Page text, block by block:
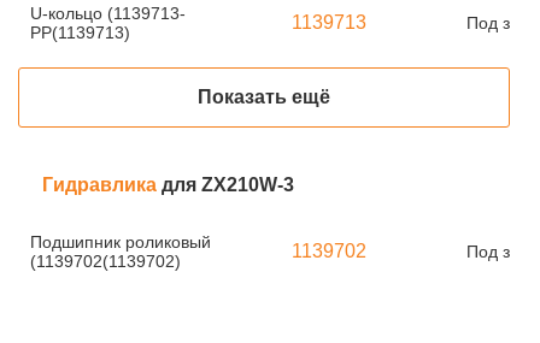
U-кольцо (1139713-
PP(1139713)
1139713 Под
Показать ещё
Гидравлика для ZX210W-3
Подшипник роликовый
(1139702(1139702)
1139702 Под